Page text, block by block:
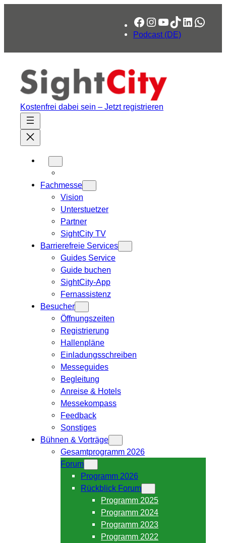
Facebook
Instagram
YouTube
TikTok
LinkedIn
Podcast (DE)
Kostenfrei dabei sein – Jetzt registrieren
Fachmesse
Vision
Unterstuetzer
Partner
SightCity TV
Barrierefreie Services
Guides Service
Guide buchen
SightCity-App
Fernassistenz
Besucher
Öffnungszeiten
Registrierung
Hallenpläne
Einladungsschreiben
Messeguides
Begleitung
Anreise & Hotels
Messekompass
Feedback
Sonstiges
Bühnen & Vorträge
Gesamtprogramm 2026
Forum
Programm 2026
Rückblick Forum
Programm 2025
Programm 2024
Programm 2023
Programm 2022